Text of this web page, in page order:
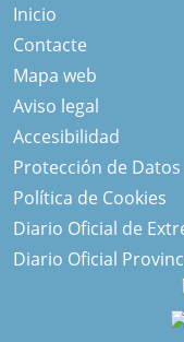
Inicio
Contacte
Mapa web
Aviso legal
Accesibilidad
Protección de Datos
Política de Cookies
Diario Oficial de
Diario Oficial